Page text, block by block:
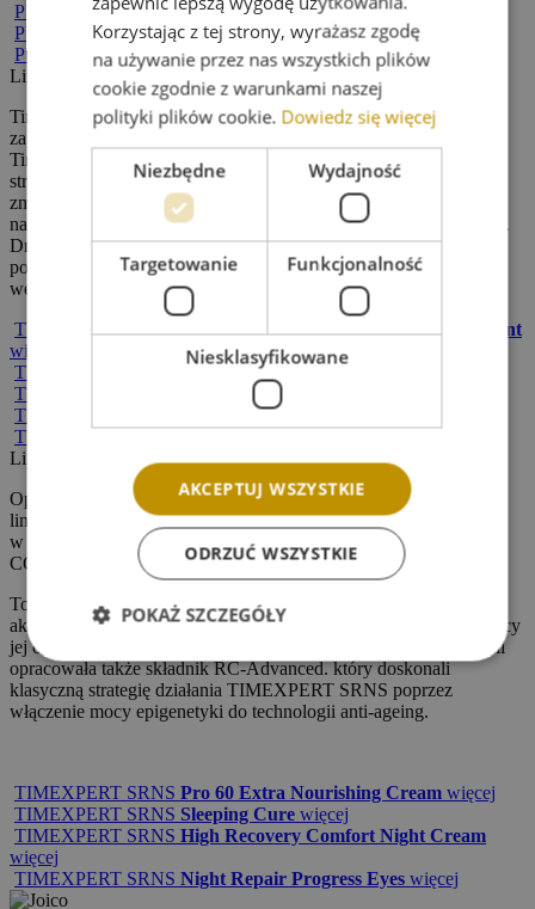
PUREXPERT Oil Free Hydro Mattyfing Gel Cream
PUREXPERT Refiner Essence więcej
PUREXPERT Extra Comfort Cleansing Gel więcej
Linia
TIMEXPERT RIDES
Timexpert Rides to linia korygująca zmarszczki mimiczne oraz
zapobiegająca ich utrwalaniu i pogłębianu. Produkty z linii
Timexpert Rides wpływają na regenerację skóry, wzmacniając jej
strukturę, zagęszczając i ujędrniając a jednocześnie redukując
zmarszczki, wypełniając je i wygładzając. Oparte na aktywnym,
naturalnym składniku o stymulującym działaniu na komórki skóry.
Drugim elementem linii jest kompleks peptydowy zapobiegający
pogłębianiu się istniejących zmarszczek oraz wypełnianiu ich od
wewnątrz.
TIMEXPERT RIDES Timexpert Rides Eye Contour Treatment
więcej
TIMEXPERT RIDES
Night Success
TIMEXPERT RIDES
Correction Cream Light Texture
TIMEXPERT RIDES
Correction Cream Rich Texture
TIMEXPERT RIDES
Linia
TIMEXPERT SRNS
Oparta na Synchronizowanym Systemie Naturalnej Regeneracji
linia przeciwstarzeniowa TIMEXPERT SRNS stymuluje komórki
w ciągu dnia, dzięki aktywnemu składnikowi ZINC-GLYCINE
COMPLEX.
To nagrodzony prestiżowym wyróżnieniem składnik o działaniu
aktywującym naturalne mechanizmy obronne skóry i wzmacniający
jej odporność na czynniki środowiskowe. Germaine de Capuccini
opracowała także składnik RC-Advanced. który doskonali
klasyczną strategię działania TIMEXPERT SRNS poprzez
włączenie mocy epigenetyki do technologii anti-ageing.
TIMEXPERT SRNS Pro 60 Extra Nourishing Cream więcej
TIMEXPERT SRNS Sleeping Cure więcej
TIMEXPERT SRNS High Recovery Comfort Night Cream
więcej
TIMEXPERT SRNS Night Repair Progress Eyes więcej
Korzystając z tej strony, wyrażasz zgodę
na używanie przez nas wszystkich plików
cookie zgodnie z warunkami naszej
polityki plików cookie. Dowiedz się więcej
Niezbędne Wydajność
Targetowanie Funkcjonalność
Niesklasyfikowane
AKCEPTUJ WSZYSTKIE
ODRZUĆ WSZYSTKIE
POKAŻ SZCZEGÓŁY